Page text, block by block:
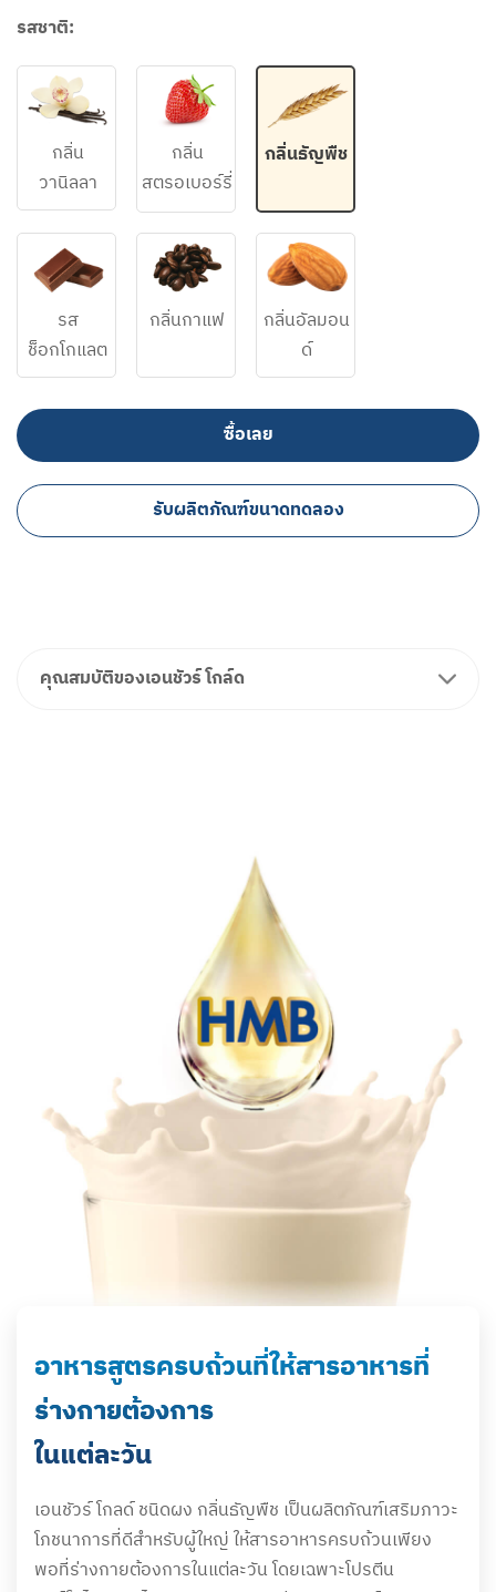
รสชาติ:
กลิ่น
วานิลลา​
กลิ่น​
สตรอเบอร์รี่​
กลิ่นธัญพืช
รส
ช็อกโกแลต
กลิ่นกาแฟ
กลิ่นอัลมอน
ด์
ซื้อเลย
รับผลิตภัณฑ์ขนาดทดลอง
คุณสมบัติของเอนชัวร์ โกล์ด
อาหารสูตรครบถ้วนที่ให้สารอาหารที่
ร่างกายต้องการ
ในแต่ละวัน
เอนชัวร์ โกลด์ ชนิดผง กลิ่นธัญพืช เป็นผลิตภัณฑ์เสริมภาวะ
โภชนาการที่ดีสำหรับผู้ใหญ่ ให้สารอาหารครบถ้วนเพียง
พอที่ร่างกายต้องการในแต่ละวัน โดยเฉพาะโปรตีน